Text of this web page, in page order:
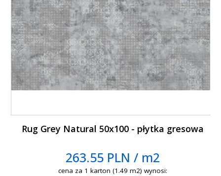
Rug Grey Natural 50x100 - płytka gresowa
263.55 PLN / m2
cena za 1 karton (1.49 m2) wynosi: